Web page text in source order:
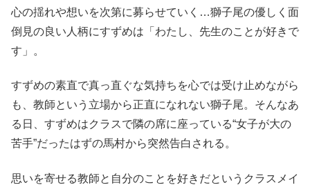
心の揺れや想いを次第に募らせていく…獅子尾の優しく面
倒見の良い人柄にすずめは「わたし、先生のことが好きで
す」。
すずめの素直で真っ直ぐな気持ちを心では受け止めながら
も、教師という立場から正直になれない獅子尾。そんなあ
る日、すずめはクラスで隣の席に座っている“女子が大の
苦手”だったはずの馬村から突然告白される。
思いを寄せる教師と自分のことを好きだというクラスメイ